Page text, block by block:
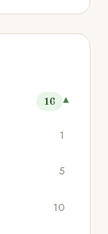
16
1
5
10